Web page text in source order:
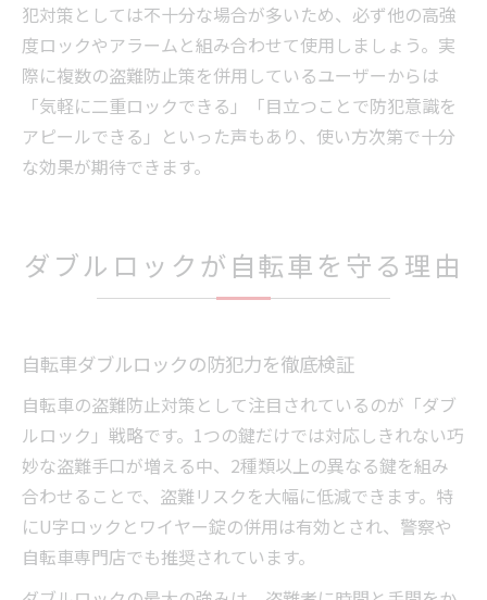
犯対策としては不十分な場合が多いため、必ず他の高強
度ロックやアラームと組み合わせて使用しましょう。実
際に複数の盗難防止策を併用しているユーザーからは
「気軽に二重ロックできる」「目立つことで防犯意識を
アピールできる」といった声もあり、使い方次第で十分
な効果が期待できます。
ダブルロックが自転車を守る理由
自転車ダブルロックの防犯力を徹底検証
自転車の盗難防止対策として注目されているのが「ダブ
ルロック」戦略です。1つの鍵だけでは対応しきれない巧
妙な盗難手口が増える中、2種類以上の異なる鍵を組み
合わせることで、盗難リスクを大幅に低減できます。特
にU字ロックとワイヤー錠の併用は有効とされ、警察や
自転車専門店でも推奨されています。